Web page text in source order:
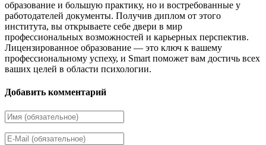
образование и большую практику, но и востребованные у
работодателей документы. Получив диплом от этого
института, вы открываете себе двери в мир
профессиональных возможностей и карьерных перспектив.
Лицензированное образование — это ключ к вашему
профессиональному успеху, и Smart поможет вам достичь всех
ваших целей в области психологии.
Добавить комментарий